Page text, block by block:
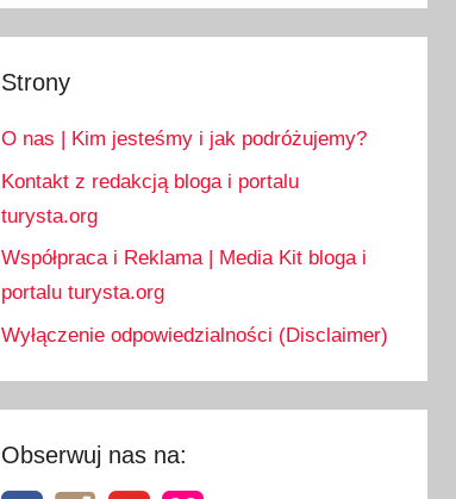
Strony
O nas | Kim jesteśmy i jak podróżujemy?
Kontakt z redakcją bloga i portalu
turysta.org
Współpraca i Reklama | Media Kit bloga i
portalu turysta.org
Wyłączenie odpowiedzialności (Disclaimer)
Obserwuj nas na: